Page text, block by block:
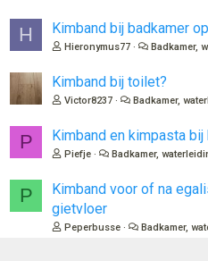
H Kimband bij badkamer
Hieronymus77 Badkamer,
Kimband bij toilet?
Victor8237 Badkamer,
P Kimband en kimpasta
Piefje Badkamer,
P
Kimband voor of na
gietvloer
Peperbusse Badkamer,